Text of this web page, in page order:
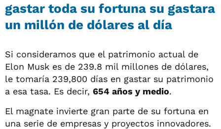
gastar toda su fortuna su gastara
un millón de dólares al día
Si consideramos que el patrimonio actual de
Elon Musk es de 239.8 mil millones de dólares,
le tomaría 239,800 días en gastar su patrimonio
a esa tasa. Es decir, 654 años y medio.
El magnate invierte gran parte de su fortuna en
una serie de empresas y proyectos innovadores.